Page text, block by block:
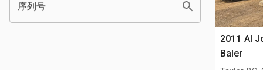
序列号
2011 Al
Baler